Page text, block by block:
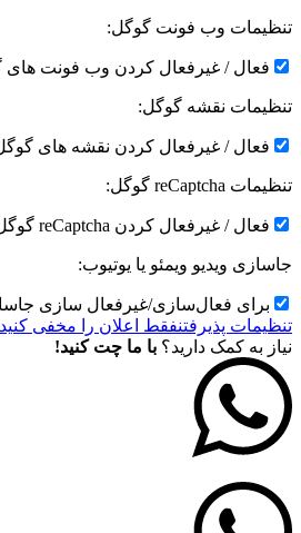
تنظیمات وب فونت گوگل:
فعال / غیرفعال کردن وب فونت های
تنظیمات نقشه گوگل:
فعال / غیرفعال کردن نقشه های
تنظیمات reCaptcha گوگل:
فعال / غیرفعال کردن reCaptcha گوگل
جاسازی ویدیو ویمئو یا یوتیوب:
برای فعال‌سازی/غیرفعال سازی
تنظیمات پذیرفتنفقط اعلان را مخفی کنید
نیاز به کمک دارید؟ با ما چت کنید!